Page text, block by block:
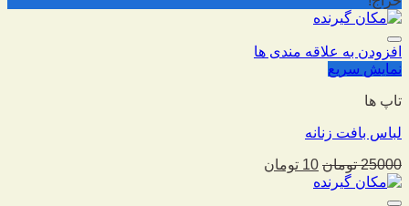
افزودن به علاقه مندی ها
نمایش سریع
تاپ ها
لباس بافت زنانه
25000 تومان 10 تومان